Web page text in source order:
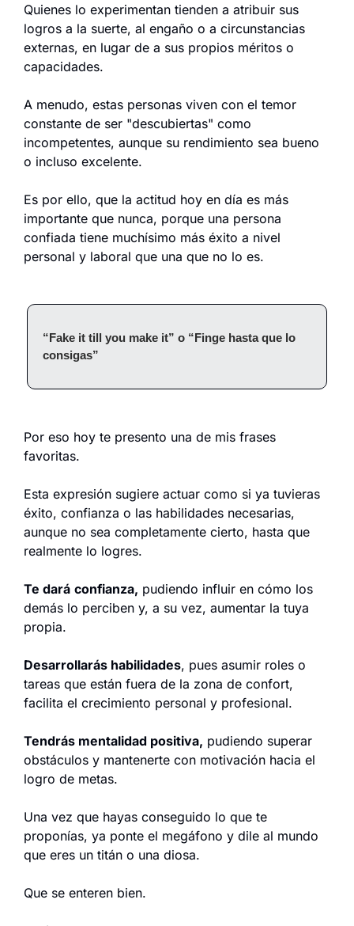
Quienes lo experimentan tienden a atribuir sus
logros a la suerte, al engaño o a circunstancias
externas, en lugar de a sus propios méritos o
capacidades.
A menudo, estas personas viven con el temor
constante de ser "descubiertas" como
incompetentes, aunque su rendimiento sea bueno
o incluso excelente.
Es por ello, que la actitud hoy en día es más
importante que nunca, porque una persona
confiada tiene muchísimo más éxito a nivel
personal y laboral que una que no lo es.
“Fake it till you make it” o “Finge hasta que lo
consigas”
Por eso hoy te presento una de mis frases
favoritas.
Esta expresión sugiere actuar como si ya tuvieras
éxito, confianza o las habilidades necesarias,
aunque no sea completamente cierto, hasta que
realmente lo logres.
Te dará confianza, pudiendo influir en cómo los
demás lo perciben y, a su vez, aumentar la tuya
propia.
Desarrollarás habilidades, pues asumir roles o
tareas que están fuera de la zona de confort,
facilita el crecimiento personal y profesional.
Tendrás mentalidad positiva, pudiendo superar
obstáculos y mantenerte con motivación hacia el
logro de metas.
Una vez que hayas conseguido lo que te
proponías, ya ponte el megáfono y dile al mundo
que eres un titán o una diosa.
Que se enteren bien.